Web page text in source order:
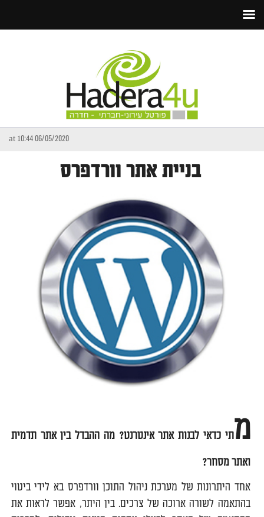
06/05/2020 at 10:44
בניית אתר וורדפרס
מתי כדאי לבנות אתר אינטרנט? מה ההבדל בין אתר תדמית
ואתר מסחר?
אחד היתרונות של מערכת ניהול התוכן וורדפרס בא לידי ביטוי
בהתאמה לשורה ארוכה של צרכים. בין היתר, אפשר לראות את